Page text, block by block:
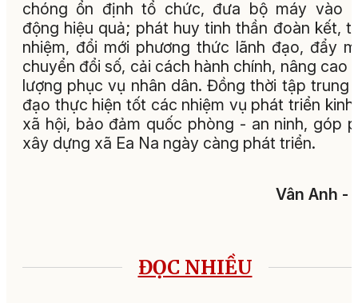
chóng ổn định tổ chức, đưa bộ máy vào
động hiệu quả; phát huy tinh thần đoàn kết,
nhiệm, đổi mới phương thức lãnh đạo, đẩy
chuyển đổi số, cải cách hành chính, nâng cao
lượng phục vụ nhân dân. Đồng thời tập trung
đạo thực hiện tốt các nhiệm vụ phát triển
xã hội, bảo đảm quốc phòng - an ninh, góp
xây dựng xã Ea Na ngày càng phát triển.
Vân Anh -
ĐỌC NHIỀU